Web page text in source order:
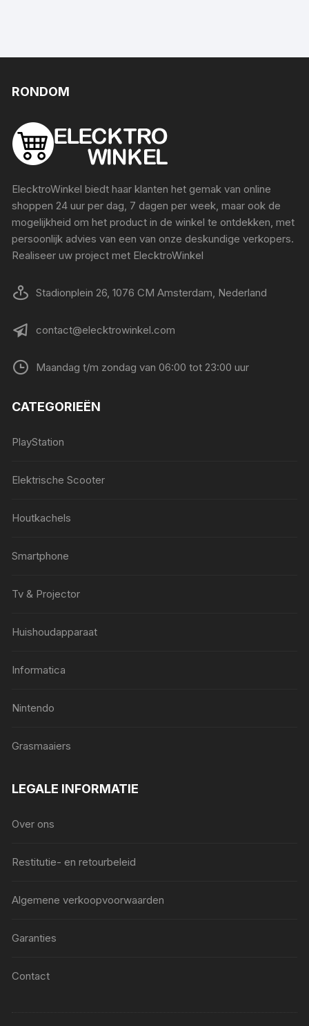
RONDOM
ElecktroWinkel biedt haar klanten het gemak van online
shoppen 24 uur per dag, 7 dagen per week, maar ook de
mogelijkheid om het product in de winkel te ontdekken, met
persoonlijk advies van een van onze deskundige verkopers.
Realiseer uw project met ElecktroWinkel
Stadionplein 26, 1076 CM Amsterdam, Nederland
contact@elecktrowinkel.com
Maandag t/m zondag van 06:00 tot 23:00 uur
CATEGORIEËN
PlayStation
Elektrische Scooter
Houtkachels
Smartphone
Tv & Projector
Huishoudapparaat
Informatica
Nintendo
Grasmaaiers
LEGALE INFORMATIE
Over ons
Restitutie- en retourbeleid
Algemene verkoopvoorwaarden
Garanties
Contact